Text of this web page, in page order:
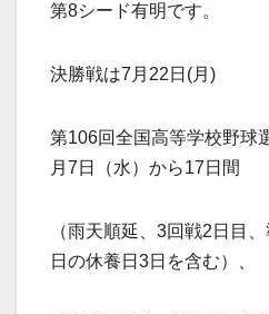
第8シード有明です。
決勝戦は7月22日(月)
第106回全国高等学校野球
月7日（水）から17日間
（雨天順延、3回戦2日目
日の休養日3日を含む）、